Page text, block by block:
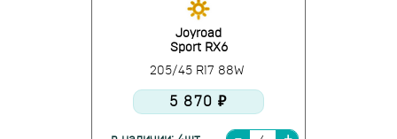
Joyroad
Sport RX6
205/45 R17 88W
5 870 ₽